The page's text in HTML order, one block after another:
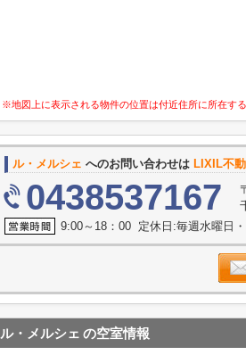
※地図上に表示される物件の位置は付近住所に所在す
ル・メルシェ へのお問い合わせは LIXIL不
0438537167
9:00～18：00 定休日:毎週水曜日
ル・メルシェ の空室情報